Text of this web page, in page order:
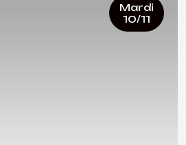
Mardi
10/11